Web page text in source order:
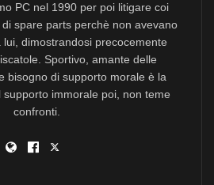
PC nel 1990 per poi litigare coi
spare parts perchè non avevano
lui, dimostrandosi precocemente
Sportivo, amante delle
bisogno di supporto morale è la
supporto immorale poi, non teme
confronti.